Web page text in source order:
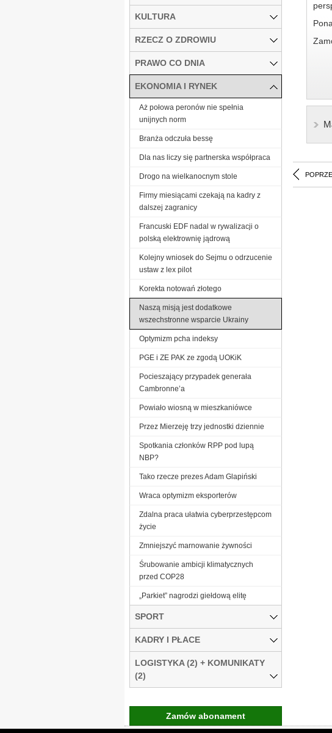
KULTURA
RZECZ O ZDROWIU
PRAWO CO DNIA
EKONOMIA I RYNEK
Aż połowa peronów nie spełnia
unijnych norm
Branża odczuła bessę
Dla nas liczy się partnerska współpraca
Drogo na wielkanocnym stole
Firmy miesiącami czekają na kadry z
dalszej zagranicy
Francuski EDF nadal w rywalizacji o
polską elektrownię jądrową
Kolejny wniosek do Sejmu o odrzucenie
ustaw z lex pilot
Korekta notowań złotego
Naszą misją jest dodatkowe
wszechstronne wsparcie Ukrainy
Optymizm pcha indeksy
PGE i ZE PAK ze zgodą UOKiK
Pocieszający przypadek generała
Cambronne’a
Powiało wiosną w mieszkaniówce
Przez Mierzeję trzy jednostki dziennie
Spotkania członków RPP pod lupą
NBP?
Tako rzecze prezes Adam Glapiński
Wraca optymizm eksporterów
Zdalna praca ułatwia cyberprzestępcom
życie
Zmniejszyć marnowanie żywności
Śrubowanie ambicji klimatycznych
przed COP28
„Parkiet” nagrodzi giełdową elitę
SPORT
KADRY I PŁACE
LOGISTYKA (2) + KOMUNIKATY
(2)
Zamów abonament